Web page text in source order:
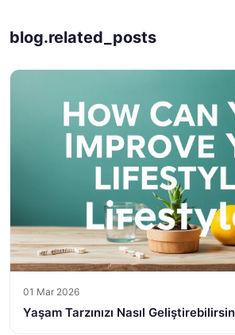
blog.related_posts
01 Mar 2026
Yaşam Tarzınızı Nasıl